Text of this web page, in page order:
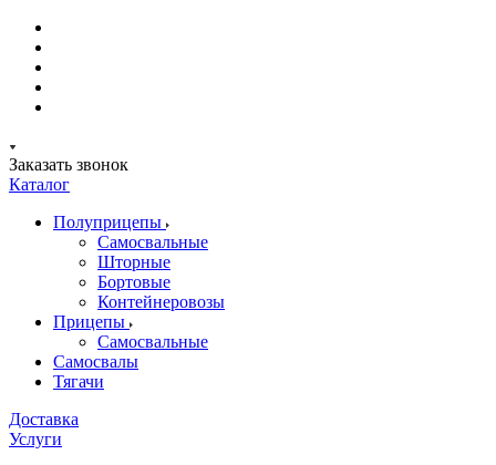
Заказать звонок
Каталог
Полуприцепы
Самосвальные
Шторные
Бортовые
Контейнеровозы
Прицепы
Самосвальные
Самосвалы
Тягачи
Доставка
Услуги